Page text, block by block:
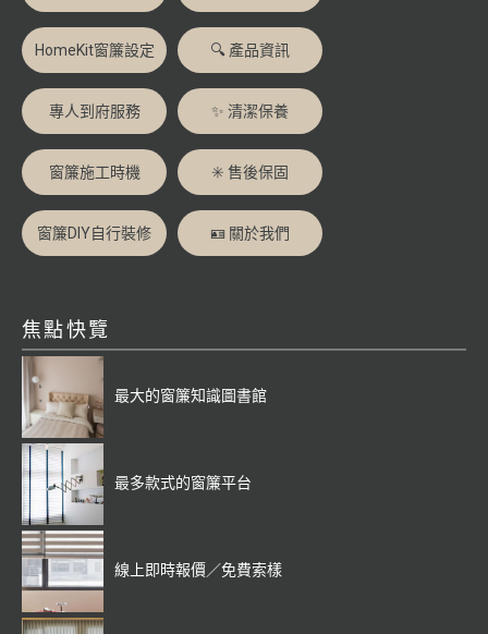
HomeKit窗簾設定 🔍 產品資訊
專人到府服務 ✨ 清潔保養
窗簾施工時機 ✳️ 售後保固
窗簾DIY自行裝修 🪪 關於我們
焦點快覽
最大的窗簾知識圖書館
最多款式的窗簾平台
線上即時報價／免費索樣